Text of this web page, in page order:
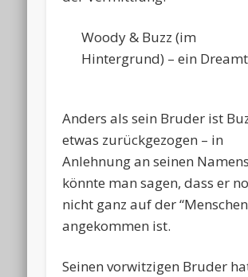
Woody & Buzz (im
Hintergrund) – ein
Anders als sein Bruder ist
etwas zurückgezogen – in
Anlehnung an seinen
könnte man sagen, dass er
nicht ganz auf der
angekommen ist.
Seinen vorwitzigen Bruder